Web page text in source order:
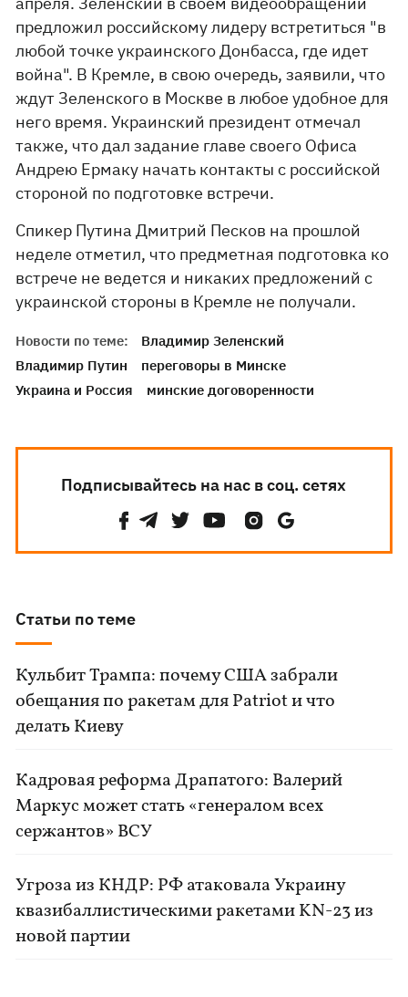
предложил российскому лидеру встретиться "в
любой точке украинского Донбасса, где идет
война". В Кремле, в свою очередь, заявили, что
ждут Зеленского в Москве в любое удобное для
него время. Украинский президент отмечал
также, что дал задание главе своего Офиса
Андрею Ермаку начать контакты с российской
стороной по подготовке встречи.
Спикер Путина Дмитрий Песков на прошлой
неделе отметил, что предметная подготовка ко
встрече не ведется и никаких предложений с
украинской стороны в Кремле не получали.
Новости по теме:
Владимир Зеленский
Владимир Путин
переговоры в Минске
Украина и Россия
минские договоренности
Подписывайтесь на нас в соц. сетях
Статьи по теме
Кульбит Трампа: почему США забрали
обещания по ракетам для Patriot и что
делать Киеву
Кадровая реформа Драпатого: Валерий
Маркус может стать «генералом всех
сержантов» ВСУ
Угроза из КНДР: РФ атаковала Украину
квазибаллистическими ракетами KN-23 из
новой партии